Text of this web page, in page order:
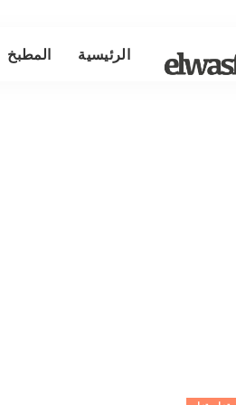
الرئيسية المطبخ